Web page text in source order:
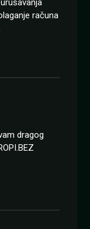
računa
dragog